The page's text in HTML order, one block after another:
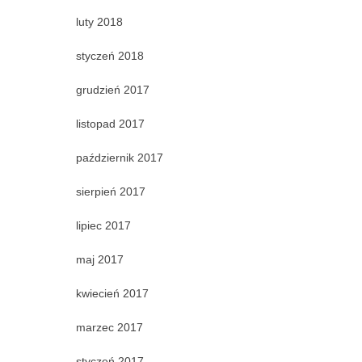
luty 2018
styczeń 2018
grudzień 2017
listopad 2017
październik 2017
sierpień 2017
lipiec 2017
maj 2017
kwiecień 2017
marzec 2017